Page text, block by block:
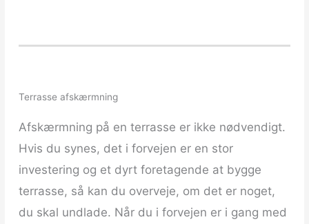
Terrasse afskærmning
Afskærmning på en terrasse er ikke nødvendigt.
Hvis du synes, det i forvejen er en stor
investering og et dyrt foretagende at bygge
terrasse, så kan du overveje, om det er noget,
du skal undlade. Når du i forvejen er i gang med